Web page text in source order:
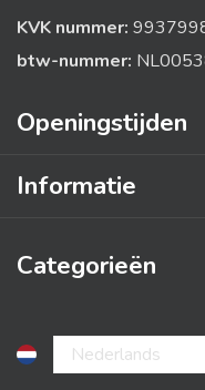
KVK nummer:
btw-nummer:
Openingstijden
Informatie
Categorieën